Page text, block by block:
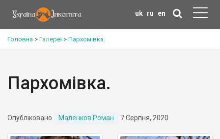
uk ru en
Головна > Галереї> Пархомівка.
Пархомівка.
Опубліковано Маленков Роман 7 Серпня, 2020